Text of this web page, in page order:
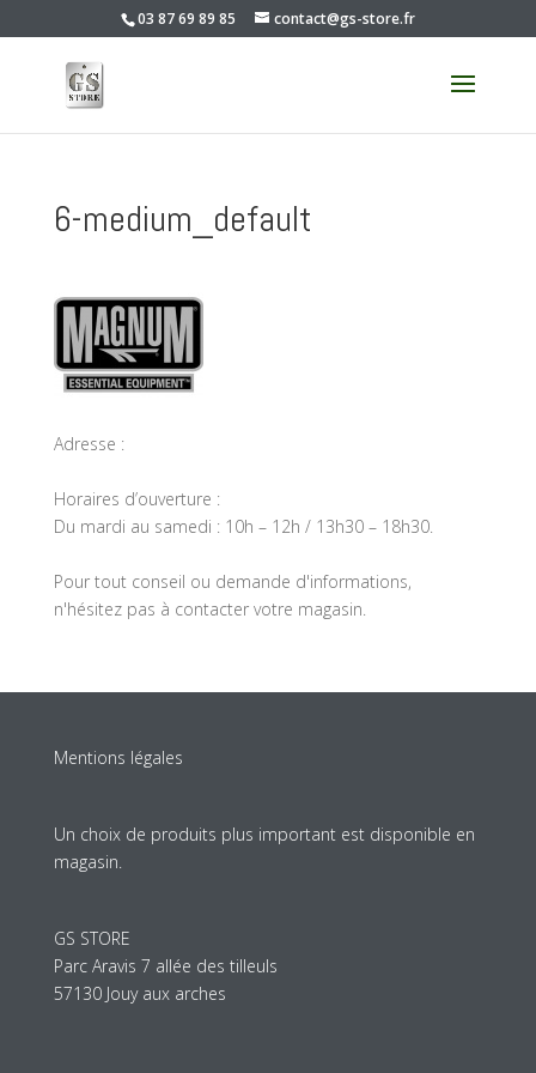
03 87 69 89 85 contact@gs-store.fr
6-medium_default
Adresse :
Horaires d’ouverture :
Du mardi au samedi : 10h – 12h / 13h30 – 18h30.
Pour tout conseil ou demande d'informations,
n'hésitez pas à contacter votre magasin.
Mentions légales
Un choix de produits plus important est disponible en
magasin.
GS STORE
Parc Aravis 7 allée des tilleuls
57130 Jouy aux arches